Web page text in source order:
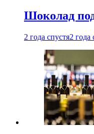
Шоколад
2 года спустя2 года